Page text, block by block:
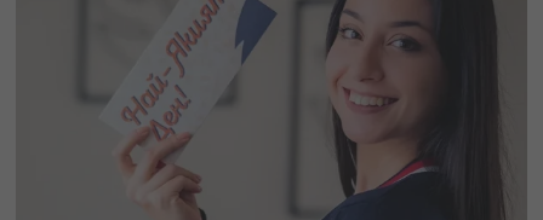
За стабилни и осезаеми резултати ти препоръчваме да
дойдеш за 1 седмица.